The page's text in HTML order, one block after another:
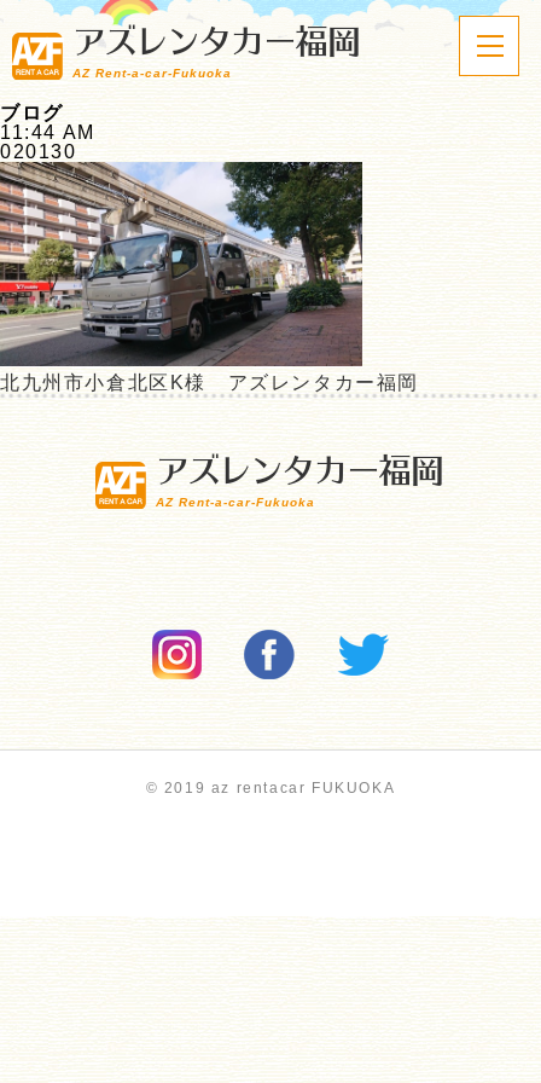
アズレンタカー福岡
AZ Rent-a-car-Fukuoka
ブログ
11:44 AM
020130
北九州市小倉北区K様 アズレンタカー福岡
アズレンタカー福岡
AZ Rent-a-car-Fukuoka
© 2019 az rentacar FUKUOKA